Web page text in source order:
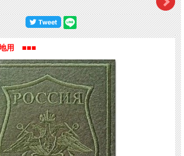
、横： 8.8cm
■■■■ この商品はクリックポストで発送可能です。（送
、【クリックポスト】をご選択ください。
ご自宅の郵便受けに投函されます。そのため、
配達日時指定
の追跡が可能です。【個別番号検索】
どの補償はございません。
またはラッピングご希望の場合は通常送料（700円）
がか
ルをご覧ください。
用 ■■■